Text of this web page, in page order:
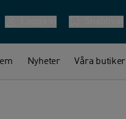
Nyheter Våra butiker